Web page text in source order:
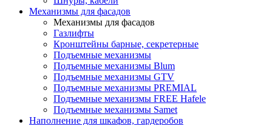
Механизмы для фасадов
Механизмы для фасадов
Газлифты
Кронштейны барные, секретерные
Подъемные механизмы
Подъемные механизмы Blum
Подъемные механизмы GTV
Подъемные механизмы PREMIAL
Подъемные механизмы FREE Hafele
Подъемные механизмы Samet
Наполнение для шкафов, гардеробов